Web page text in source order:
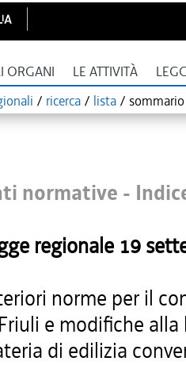
ORGANI LE ATTIVITÀ
/ ricerca / lista /
normative -
regionale 19
norme per il
e modifiche
di edilizia